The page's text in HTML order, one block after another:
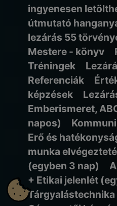
ingyenesen
útmutató
lezárás 55
Mestere - könyv
Tréningek
Referenciák
képzések
Emberismeret,
napos)
Erő és
munka
(egyben 3 nap)
+ Etikai jelenlét